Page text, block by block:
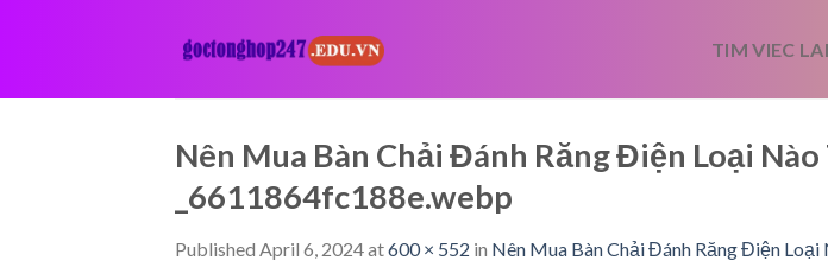
TIM VIEC
Nên Mua Bàn Chải Đánh Răng Điện Loại
_6611864fc188e.webp
Published April 6, 2024at600 × 552 in Nên Mua Bàn Chải Đánh Răng Điện